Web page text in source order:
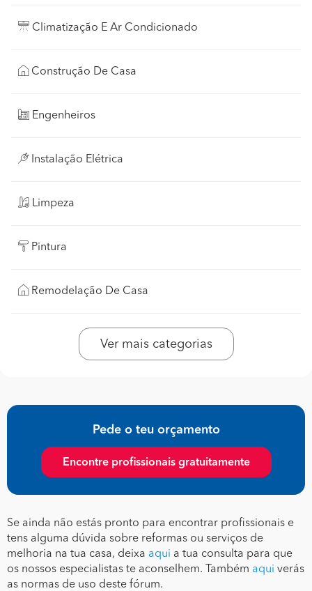
Climatização E Ar Condicionado
Construção De Casa
Engenheiros
Instalação Elétrica
Limpeza
Pintura
Remodelação De Casa
Ver mais categorias
Pede o teu orçamento
Encontre profissionais gratuitamente
Se ainda não estás pronto para encontrar profissionais e
tens alguma dúvida sobre reformas ou serviços de
melhoria na tua casa, deixa aqui a tua consulta para que
os nossos especialistas te aconselhem. Também aqui verás
as normas de uso deste fórum.